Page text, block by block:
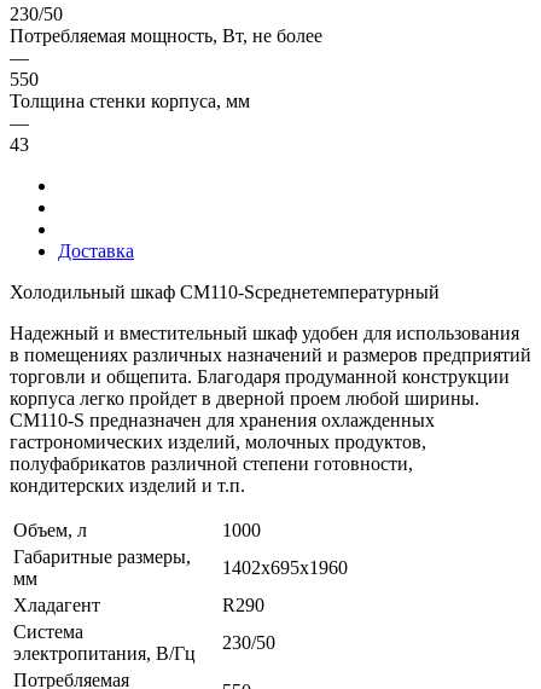
230/50
Потребляемая мощность, Вт, не более
—
550
Толщина стенки корпуса, мм
—
43
Доставка
Холодильный шкаф CM110-Sсреднетемпературный
Надежный и вместительный шкаф удобен для использования
в помещениях различных назначений и размеров предприятий
торговли и общепита. Благодаря продуманной конструкции
корпуса легко пройдет в дверной проем любой ширины.
СМ110-S предназначен для хранения охлажденных
гастрономических изделий, молочных продуктов,
полуфабрикатов различной степени готовности,
кондитерских изделий и т.п.
Объем, л
1000
Габаритные размеры,
мм
1402х695х1960
Хладагент
R290
Система
электропитания, В/Гц
230/50
Потребляемая